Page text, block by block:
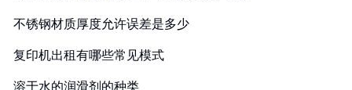
不锈钢材质厚度允许误差是多少
复印机出租有哪些常见模式
溶于水的润滑剂的种类